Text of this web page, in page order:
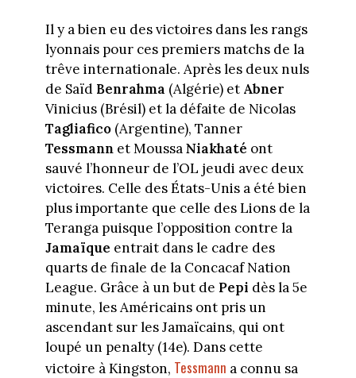
Il y a bien eu des victoires dans les rangs
lyonnais pour ces premiers matchs de la
trêve internationale. Après les deux nuls
de Saïd Benrahma (Algérie) et Abner
Vinicius (Brésil) et la défaite de Nicolas
Tagliafico(Argentine), Tanner
Tessmannet MoussaNiakhaté ont
sauvé l’honneur de l’OL jeudi avec deux
victoires. Celle des États-Unis a été bien
plus importante que celle des Lions de la
Teranga puisque l’opposition contre la
Jamaïque entrait dans le cadre des
quarts de finale de la Concacaf Nation
League. Grâce à un but de Pepi dès la 5e
minute, les Américains ont pris un
ascendant sur les Jamaïcains, qui ont
loupé un penalty (14e). Dans cette
victoire à Kingston, Tessmann a connu sa